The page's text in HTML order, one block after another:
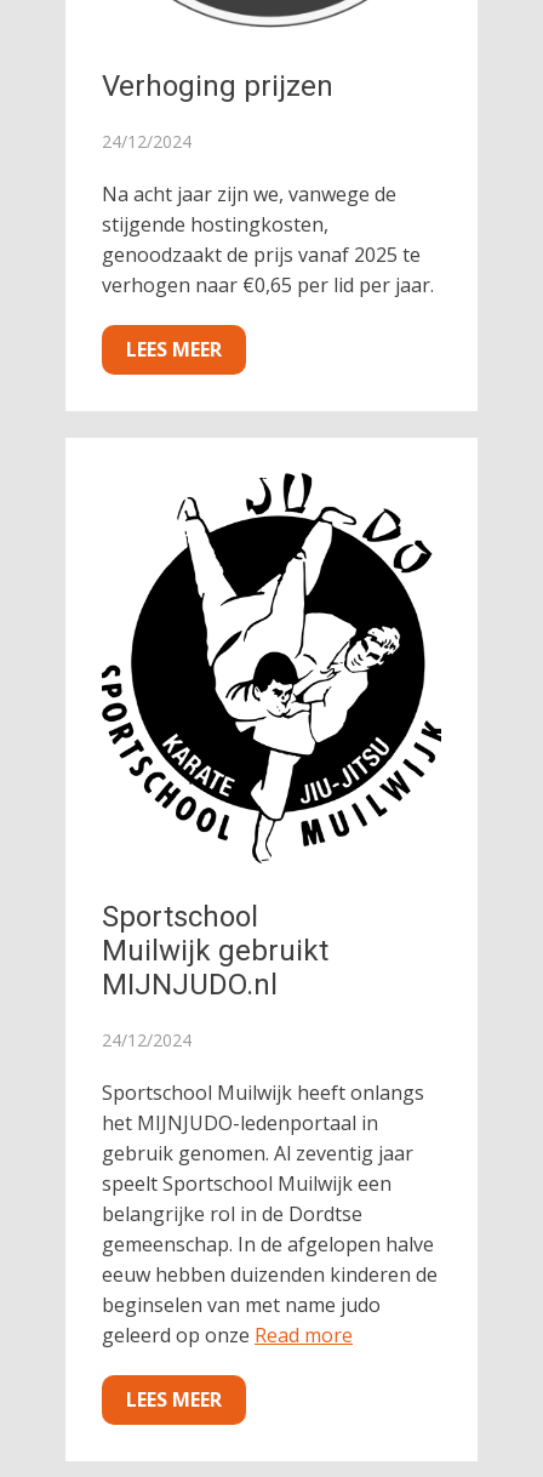
Verhoging prijzen
24/12/2024
Na acht jaar zijn we, vanwege de
stijgende hostingkosten,
genoodzaakt de prijs vanaf 2025 te
verhogen naar €0,65 per lid per jaar.
LEES MEER
Sportschool
Muilwijk gebruikt
MIJNJUDO.nl
24/12/2024
Sportschool Muilwijk heeft onlangs
het MIJNJUDO-ledenportaal in
gebruik genomen. Al zeventig jaar
speelt Sportschool Muilwijk een
belangrijke rol in de Dordtse
gemeenschap. In de afgelopen halve
eeuw hebben duizenden kinderen de
beginselen van met name judo
geleerd op onze Read more
LEES MEER